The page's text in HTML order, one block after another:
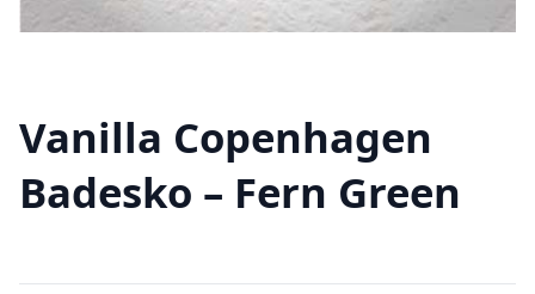
Vanilla Copenhagen
Badesko – Fern Green